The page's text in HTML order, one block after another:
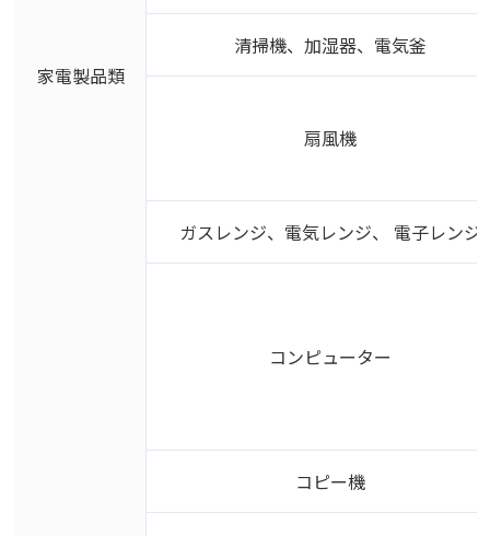
家電製品類
清掃機、加湿器、電気釜
扇風機
ガスレンジ、電気レンジ、 電子レンジ
コンピューター
コピー機